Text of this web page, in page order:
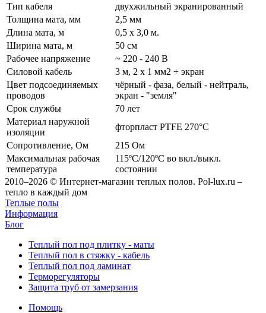
Тип кабеля
двухжильный экранированный
Толщина мата, мм
2,5 мм
Длина мата, м
0,5 х 3,0 м.
Ширина мата, м
50 см
Рабочее напряжение
~ 220 - 240 В
Силовой кабель
3 м, 2 х 1 мм2 + экран
Цвет подсоединяемых
проводов
чёрный - фаза, белый - нейтраль,
экран - "земля"
Срок службы
70 лет
Материал наружной
изоляции
фторпласт PTFE 270°C
Сопротивление, Ом
215 Ом
Максимальная рабочая
температура
115ºС/120ºС во вкл./выкл.
состоянии
2010–2026 © Интернет-магазин теплых полов. Pol-lux.ru –
тепло в каждый дом
Теплые полы
Информация
Блог
Теплый пол под плитку - маты
Теплый пол в стяжку - кабель
Теплый пол под ламинат
Терморегуляторы
Защита труб от замерзания
Помощь